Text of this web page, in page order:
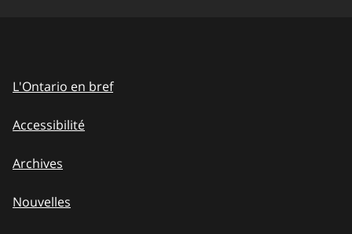
L'Ontario en bref
Accessibilité
Archives
Nouvelles